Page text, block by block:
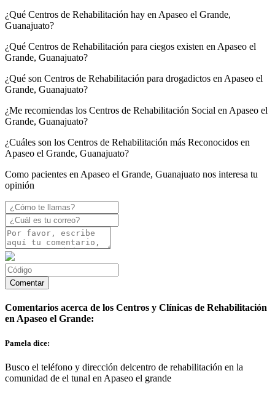
¿Qué Centros de Rehabilitación hay en Apaseo el Grande,
Guanajuato?
¿Qué Centros de Rehabilitación para ciegos existen en Apaseo el
Grande, Guanajuato?
¿Qué son Centros de Rehabilitación para drogadictos en Apaseo el
Grande, Guanajuato?
¿Me recomiendas los Centros de Rehabilitación Social en Apaseo el
Grande, Guanajuato?
¿Cuáles son los Centros de Rehabilitación más Reconocidos en
Apaseo el Grande, Guanajuato?
Como pacientes en Apaseo el Grande, Guanajuato nos interesa tu
opinión
Comentarios acerca de los Centros y Clínicas de Rehabilitación
en Apaseo el Grande:
Pamela dice:
Busco el teléfono y dirección delcentro de rehabilitación en la
comunidad de el tunal en Apaseo el grande